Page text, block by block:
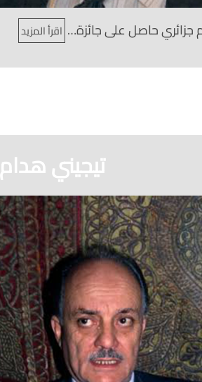
جزائري حاصل على جائزة… اقرأ المزيد
تيجيني هدام